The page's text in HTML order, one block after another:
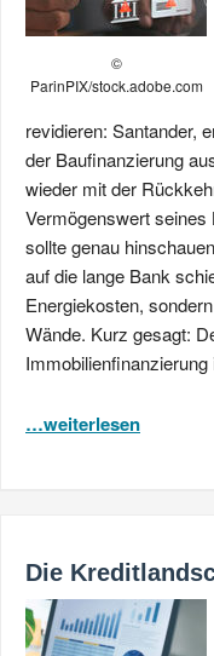
©
ParinPIX/stock.adobe.com
revidieren: Santander,
der Baufinanzierung
wieder mit der
Vermögenswert seines
sollte genau
auf die lange Bank
Energiekosten,
Wände. Kurz gesagt:
Immobilienfinanzierung
…weiterlesen
Die